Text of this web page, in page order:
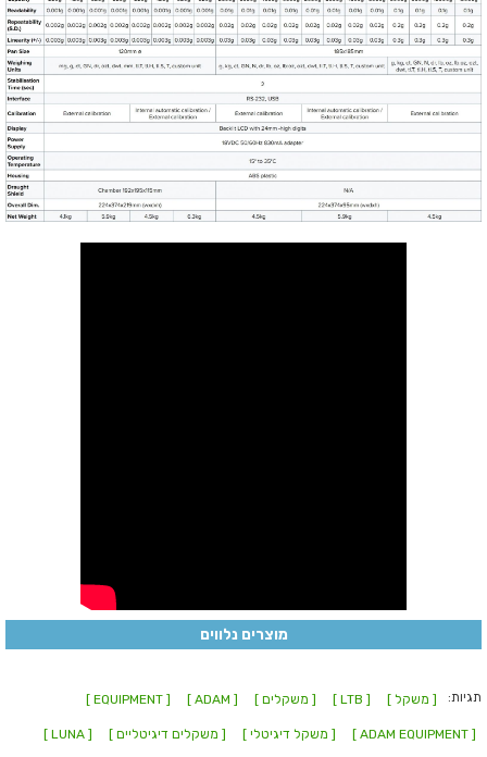
מוצרים נלווים
תגיות: [ משקל ] [ LTB ] [ משקלים ] [ ADAM ]
[ EQUIPMENT ]
[ ADAM EQUIPMENT ] [ משקל דיגיטלי ] [ משקלים דיגיטליים ] [ LUNA ]